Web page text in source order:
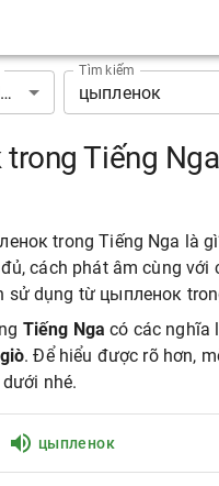
Tiếng Nga
Tìm kiếm
Tiếng
trong Tiếng Nga là
cách phát âm cùng với
sử dụng từ цыпленок
Tiếng Nga có các nghĩa
. Để hiểu được rõ hơn,
nhé.
цыпленок